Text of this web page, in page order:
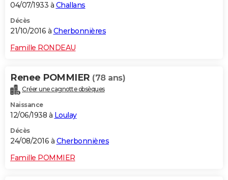
04/07/1933 à Challans
Décès
21/10/2016 à Cherbonnières
Famille RONDEAU
Renee POMMIER (78 ans)
Créer une cagnotte obsèques
Naissance
12/06/1938 à Loulay
Décès
24/08/2016 à Cherbonnières
Famille POMMIER